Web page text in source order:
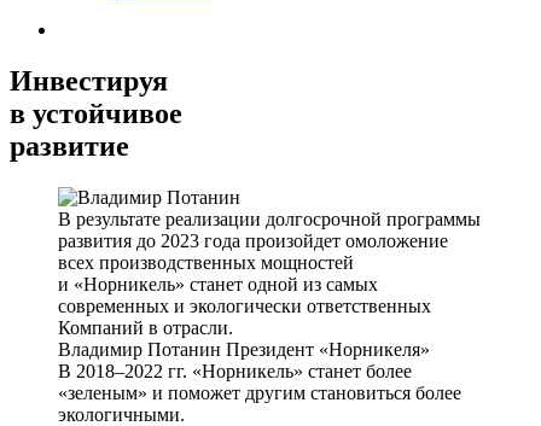
Инвестируя
в устойчивое
развитие
В результате реализации долгосрочной программы
развития до 2023 года произойдет омоложение
всех производственных мощностей
и «Норникель» станет одной из самых
современных и экологически ответственных
Компаний в отрасли.
Владимир Потанин Президент «Норникеля»
В 2018–2022 гг. «Норникель» станет более
«зеленым» и поможет другим становиться более
экологичными.